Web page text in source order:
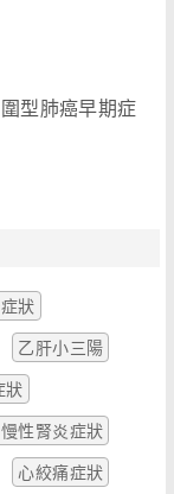
型肺癌早期症
狀
乙肝小三陽
狀
慢性腎炎症狀
心絞痛症狀